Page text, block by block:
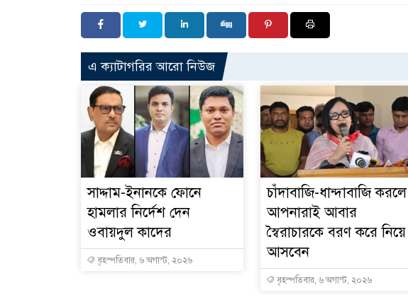
এ ক্যাটাগরির আরো নিউজ
সাদ্দাম-ইনানকে ফোনে
হামলার নির্দেশ দেন
ওবায়দুল কাদের
বৃহস্পতিবার, ৬ অগাস্ট, ২০২৬
চাঁদাবাজি-ধান্দাবাজি করলে
আপনারাই আবার
স্বৈরাচারকে বরণ করে নিয়ে
আসবেন
বৃহস্পতিবার, ৬ অগাস্ট, ২০২৬